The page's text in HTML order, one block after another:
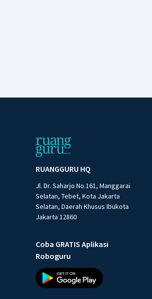
RUANGGURU HQ
Jl. Dr. Saharjo No.161, Manggarai
Selatan, Tebet, Kota Jakarta
Selatan, Daerah Khusus Ibukota
Jakarta 12860
Coba GRATIS Aplikasi
Roboguru